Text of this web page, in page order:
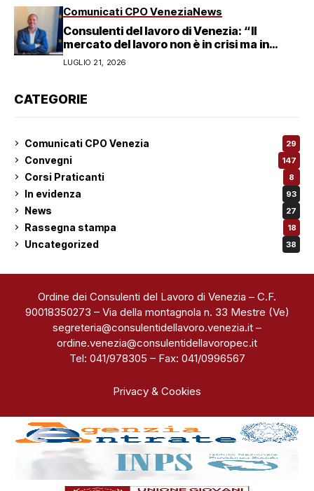
Comunicati CPO VeneziaNews
Consulenti del lavoro di Venezia: “Il
mercato del lavoro non è in crisi ma in
trasformazione, serve responsabilità
condivisa”
LUGLIO 21, 2026
CATEGORIE
Comunicati CPO Venezia 29
Convegni 147
Corsi Praticanti 8
In evidenza 93
News 27
Rassegna stampa 18
Uncategorized 38
Ordine dei Consulenti del Lavoro di Venezia – C.F.
90018350273 – Via della montagnola n. 33 Mestre (Ve)
segreteria@consulentidellavoro.venezia.it –
ordine.venezia@consulentidellavoropec.it
Tel: 041/978305 – Fax: 041/0996567
Privacy & Cookies